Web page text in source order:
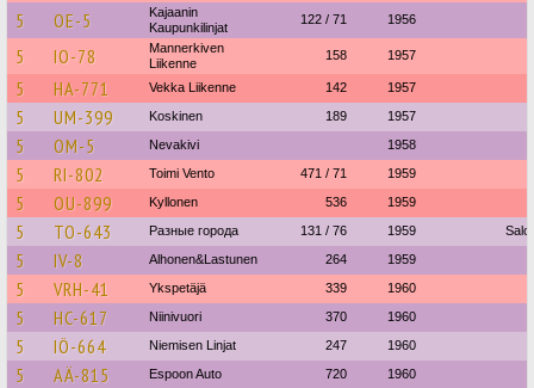
5 OE-5
Kajaanin
Kaupunkilinjat
122 / 71 1956
5 IO-78
Mannerkiven
Liikenne
158 1957
5 HA-771 Vekka Liikenne 142 1957
5 UM-399 Koskinen 189 1957
5 OM-5 Nevakivi 1958
5 RI-802 Toimi Vento 471 / 71 1959
5 OU-899 Kyllonen 536 1959
5 TO-643 Разные города 131 / 76 1959
5 IV-8 Alhonen&Lastunen 264 1959
5 VRH-41 Ykspetäjä 339 1960
5 HC-617 Niinivuori 370 1960
5 IÖ-664 Niemisen Linjat 247 1960
5 AÄ-815 Espoon Auto 720 1960